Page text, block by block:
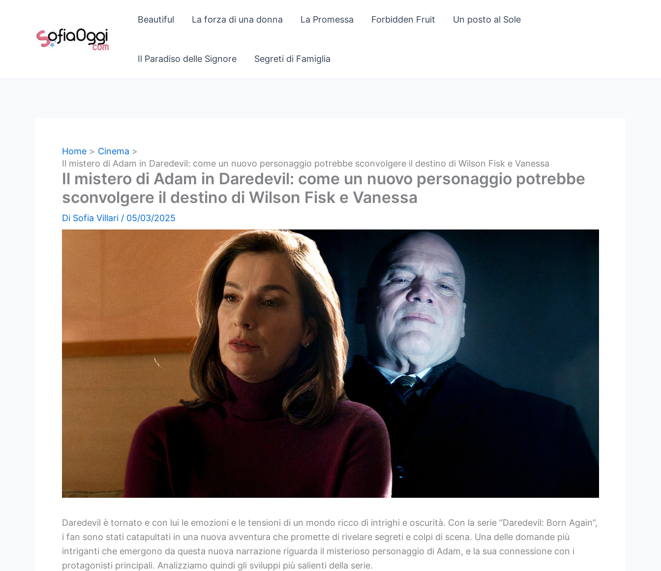
contenuto
Beautiful La forza di una donna La Promessa Forbidden Fruit Un posto al Sole
Il Paradiso delle Signore Segreti di Famiglia
Home
Cinema
Il mistero di Adam in Daredevil: come un nuovo personaggio potrebbe sconvolgere il destino di Wilson Fisk e Vanessa
Il mistero di Adam in Daredevil: come un nuovo personaggio potrebbe
sconvolgere il destino di Wilson Fisk e Vanessa
Di Sofia Villari / 05/03/2025
Daredevil è tornato e con lui le emozioni e le tensioni di un mondo ricco di intrighi e oscurità. Con la serie “Daredevil: Born Again”,
i fan sono stati catapultati in una nuova avventura che promette di rivelare segreti e colpi di scena. Una delle domande più
intriganti che emergono da questa nuova narrazione riguarda il misterioso personaggio di Adam, e la sua connessione con i
protagonisti principali. Analizziamo quindi gli sviluppi più salienti della serie.